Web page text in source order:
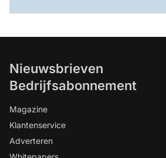
Nieuwsbrieven
Bedrijfsabonnement
Magazine
Klantenservice
Adverteren